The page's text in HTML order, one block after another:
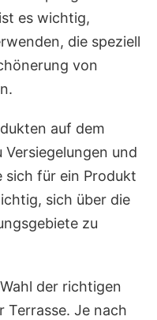
es wichtig,
die speziell
von
auf dem
und
sich für ein Produkt
sich über die
zu
der richtigen
Terrasse. Je nach